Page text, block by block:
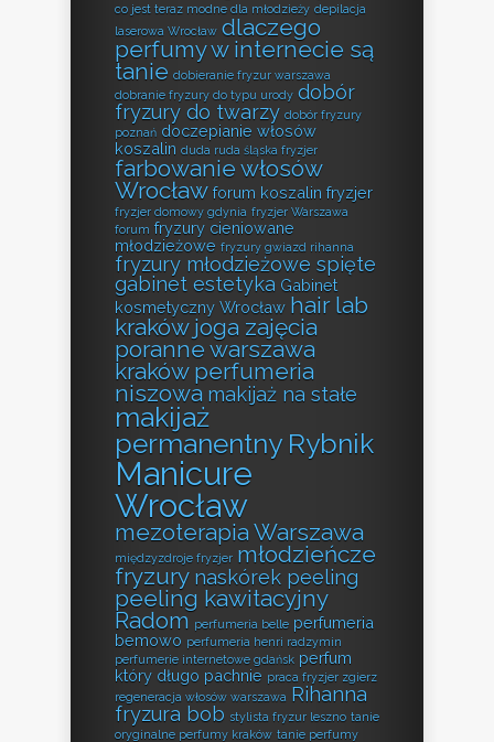
co jest teraz modne dla młodzieży depilacja
laserowa Wrocław dlaczego
perfumy w internecie są
tanie dobieranie fryzur warszawa
dobranie fryzury do typu urody dobór
fryzury do twarzy dobór fryzury
poznań doczepianie włosów
koszalin duda ruda śląska fryzjer
farbowanie włosów
Wrocław forum koszalin fryzjer
fryzjer domowy gdynia fryzjer Warszawa
forum fryzury cieniowane
młodzieżowe fryzury gwiazd rihanna
fryzury młodzieżowe spięte
gabinet estetyka Gabinet
kosmetyczny Wrocław hair lab
kraków joga zajęcia
poranne warszawa
kraków perfumeria
niszowa makijaż na stałe
makijaż
permanentny Rybnik
Manicure
Wrocław
mezoterapia Warszawa
międzyzdroje fryzjer młodzieńcze
fryzury naskórek peeling
peeling kawitacyjny
Radom perfumeria belle perfumeria
bemowo perfumeria henri radzymin
perfumerie internetowe gdańsk perfum
który długo pachnie praca fryzjer zgierz
regeneracja włosów warszawa Rihanna
fryzura bob stylista fryzur leszno tanie
oryginalne perfumy kraków tanie perfumy